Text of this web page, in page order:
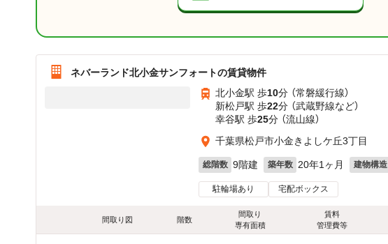
ネバーランド北小金サンフォートの賃貸物件
北小金駅 歩10分 （常磐緩行線）
新松戸駅 歩22分 （武蔵野線など）
幸谷駅 歩25分 （流山線）
千葉県松戸市小金きよしケ丘3丁目
総階数 9階建 築年数 20年1ヶ月 建物構造
駐輪場あり 宅配ボックス
間取り図 階数
間取り
専有面積
賃料
管理費等